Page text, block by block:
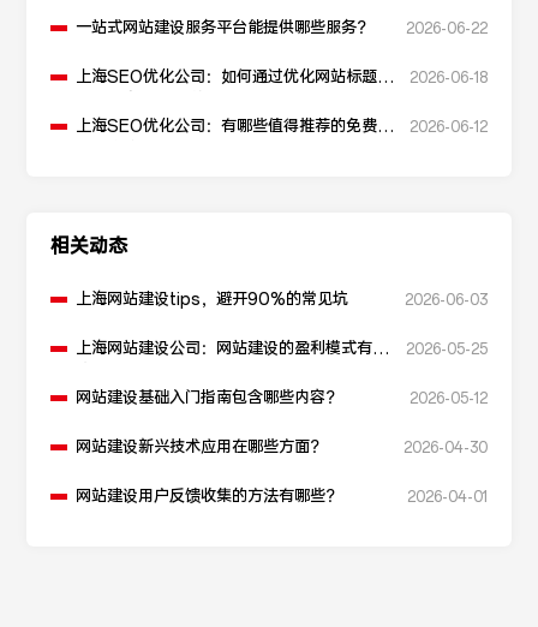
一站式网站建设服务平台能提供哪些服务？ 2026-06-22
上海SEO优化公司：如何通过优化网站标题提
2026-06-18
上海SEO优化公司：有哪些值得推荐的免费
2026-06-12
相关动态
上海网站建设tips，避开90%的常见坑 2026-06-03
上海网站建设公司：网站建设的盈利模式有哪
2026-05-25
网站建设基础入门指南包含哪些内容？ 2026-05-12
网站建设新兴技术应用在哪些方面？ 2026-04-30
网站建设用户反馈收集的方法有哪些？ 2026-04-01